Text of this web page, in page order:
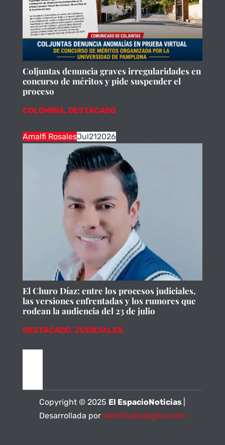
Coljuntas denuncia graves irregularidades en
concurso de méritos y pide suspender el
proceso
COLOMBIA, DESTACADO
Amalfi RosalesJul212026
El Churo Díaz: entre los procesos judiciales,
las versiones enfrentadas y los rumores que
rodean la audiencia del 23 de julio
DESTACADO,JUDICIALES
Copyright © 2025 El EspacioNoticias
Desarrollada porWebStudiodigital.com